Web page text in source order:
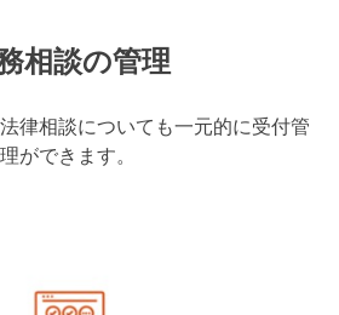
相談の管理
律相談についても一元的に受付管
理ができます。